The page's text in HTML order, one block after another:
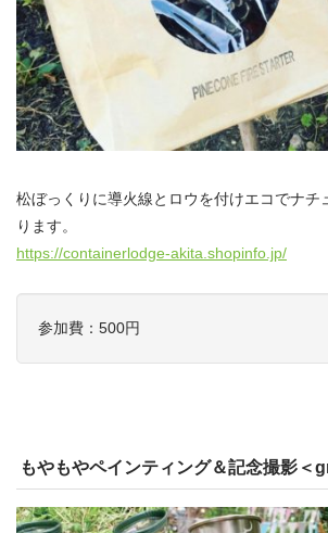
松ぼっくりに導火線とロウを付けエコでナチ
ります。
https://containerlodge-akita.shopinfo.jp/
参加費：500円
もやもやペインティング＆記念撮影＜